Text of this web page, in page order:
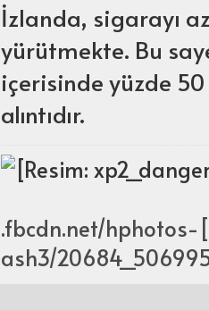
İzlanda, sigarayı
yürütmekte. Bu
içerisinde yüzde 50
alıntıdır.
.fbcdn.net/
ash3/